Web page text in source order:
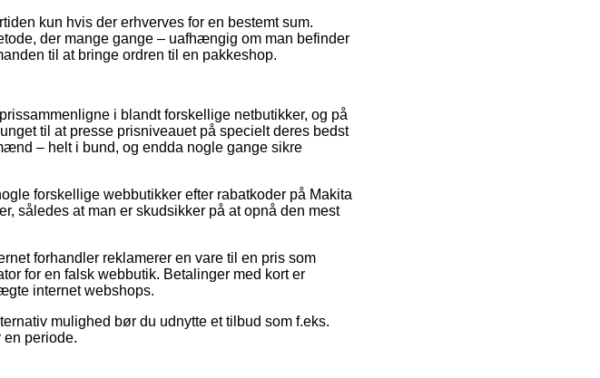
kun hvis der erhverves for en bestemt sum.
der mange gange – uafhængig om man befinder
til at bringe ordren til en pakkeshop.
i blandt forskellige netbutikker, og på
til at presse prisniveauet på specielt deres bedst
– helt i bund, og endda nogle gange sikre
forskellige webbutikker efter rabatkoder på Makita
således at man er skudsikker på at opnå den mest
forhandler reklamerer en vare til en pris som
for en falsk webbutik. Betalinger med kort er
internet webshops.
mulighed bør du udnytte et tilbud som f.eks.
periode.